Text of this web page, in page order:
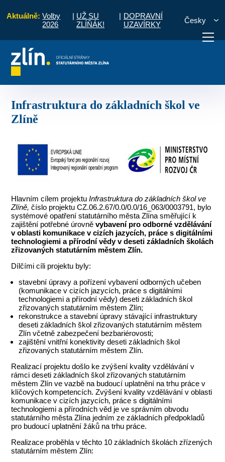
Aktuálně: Volby
2026
| UŽ SU
ZLÍŇÁK!
| DOPRAVNÍ
UZAVÍRKY
Česky
vyřídit Potřebuji zaplatit Diskuzní
Infrastruktura do základních škol ve
Zlíně
Hlavním cílem projektuInfrastruktura do základních škol ve
Zlíně,číslo projektu CZ.06.2.67/0.0/0.0/16_063/0003791, bylo
systémové opatření statutárního města Zlína směřující k
zajištění potřebné úrovněvybavení pro odborné vzdělávání
v oblasti komunikace v cizích jazycích, práce s digitálními
technologiemi a přírodní vědy v deseti základních školách
zřizovaných statutárním městem Zlín.
Dílčími cíli projektu byly:
stavební úpravy a pořízení vybavení odborných učeben
(komunikace v cizích jazycích, práce s digitálními
technologiemi a přírodní vědy) deseti základních škol
zřizovaných statutárním městem Zlín;
rekonstrukce a stavební úpravy stávající infrastruktury
deseti základních škol zřizovaných statutárním městem
Zlín včetně zabezpečení bezbariérovosti;
zajištění vnitřní konektivity deseti základních škol
zřizovaných statutárním městem Zlín.
Realizací projektu došlo ke zvýšení kvality vzdělávání v
rámci deseti základních škol zřizovaných statutárním
městem Zlín ve vazbě na budoucí uplatnění na trhu práce v
klíčových kompetencích. Zvýšení kvality vzdělávání v oblasti
komunikace v cizích jazycích, práce s digitálními
technologiemi a přírodních věd je ve správním obvodu
statutárního města Zlína jedním ze základních předpokladů
pro budoucí uplatnění žáků na trhu práce.
Realizace proběhla v těchto 10 základních školách zřízených
statutárním městem Zlín: